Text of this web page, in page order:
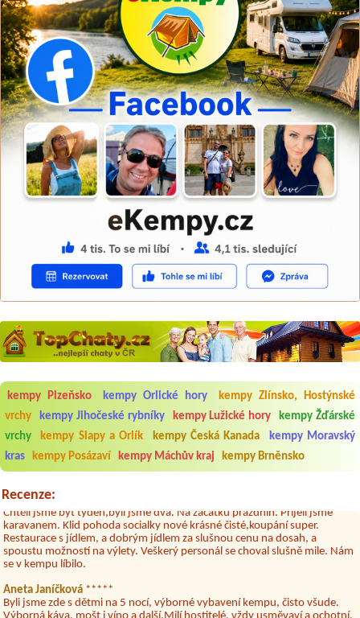
kempy Plzeňsko kempy Orlické hory
kempy Zlínsko, Hostýnské
vrchy
kempy Jihočeské rybníky kempy Lužické hory
kempy Žďárské
vrchy
kempy Slapy a Orlík kempy Česká Kanada
kempy Moravský
kras
kempy Posázaví kempy Máchův kraj kempy Brněnsko
Recenze:
Byli jsme zde v týdnu od 25.7. do 1.8. 2026. Kemp jako takový je pěkný.
V umývárně i na WC bylo vždy čisto, doplněný papír i utěrky, což při
množství návštěvníků není samozřejmost. V kempu je obchod a
restaurace, kebab a další občerstvení. Co nás ale velice zklamalo byl
celodenní hluk z repráků u stanů a absolutní bezohlednost ostatních
ubytovaných. Přes den jsem si připadala jak na pouti- z každého koutu
Jana*****
karavanem. Klid pohoda socialky nové krásné čisté,koupání super.
Restaurace s jídlem, a dobrým jídlem za slušnou cenu na dosah, a
spoustu možností na výlety. Veškerý personál se choval slušně mile. Nám
se v kempu líbilo.
Aneta Janíčková *****
Byli jsme zde s dětmi na 5 nocí, výborné vybavení kempu, čisto všude.
Výborná káva, mošt i víno a další.Milí hostitelé, vždy usměvaví a ochotní,